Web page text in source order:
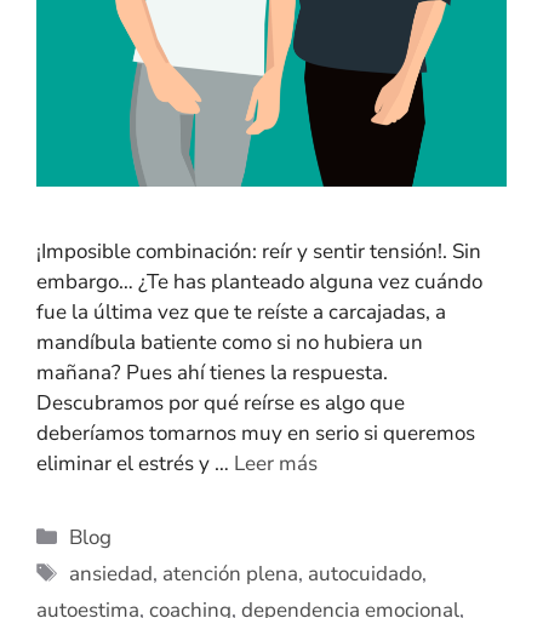
¡Imposible combinación: reír y sentir tensión!. Sin
embargo… ¿Te has planteado alguna vez cuándo
fue la última vez que te reíste a carcajadas, a
mandíbula batiente como si no hubiera un
mañana? Pues ahí tienes la respuesta.
Descubramos por qué reírse es algo que
deberíamos tomarnos muy en serio si queremos
eliminar el estrés y … Leer más
Blog
ansiedad, atención plena, autocuidado,
autoestima, coaching, dependencia emocional,